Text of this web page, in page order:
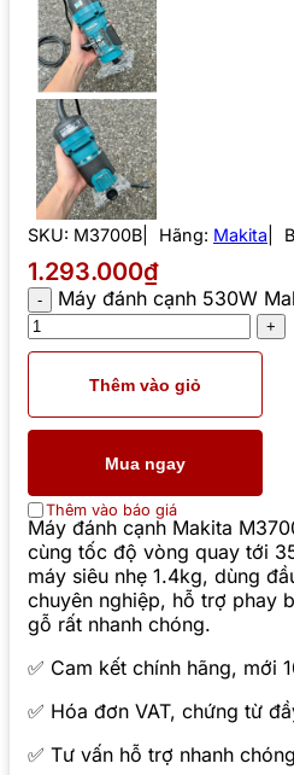
SKU: M3700B Hãng: Makita
1.293.000₫
Máy đánh cạnh 530W
Thêm vào giỏ
Mua ngay
Thêm vào báo giá
Máy đánh cạnh Makita
cùng tốc độ vòng quay tới
máy siêu nhẹ 1.4kg, dùng
chuyên nghiệp, hỗ trợ phay
gỗ rất nhanh chóng.
✅ Cam kết chính hãng, mới
✅ Hóa đơn VAT, chứng từ
✅ Tư vấn hỗ trợ nhanh chóng